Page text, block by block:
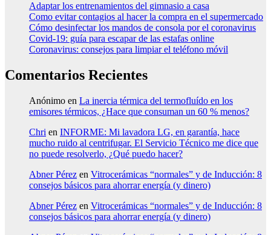
Adaptar los entrenamientos del gimnasio a casa
Como evitar contagios al hacer la compra en el supermercado
Cómo desinfectar los mandos de consola por el coronavirus
Covid-19: guía para escapar de las estafas online
Coronavirus: consejos para limpiar el teléfono móvil
Comentarios Recientes
Anónimo en La inercia térmica del termofluído en los
emisores térmicos, ¿Hace que consuman un 60 % menos?
Chri en INFORME: Mi lavadora LG, en garantía, hace
mucho ruido al centrifugar. El Servicio Técnico me dice que
no puede resolverlo, ¿Qué puedo hacer?
Abner Pérez en Vitrocerámicas “normales” y de Inducción: 8
consejos básicos para ahorrar energía (y dinero)
Abner Pérez en Vitrocerámicas “normales” y de Inducción: 8
consejos básicos para ahorrar energía (y dinero)